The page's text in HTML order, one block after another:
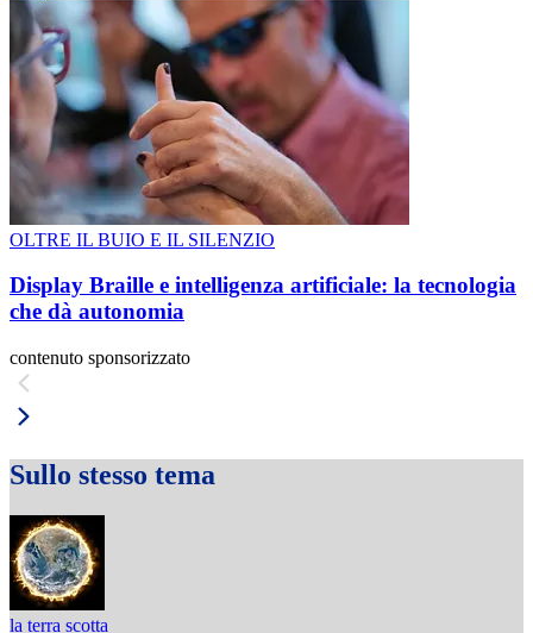
OLTRE IL BUIO E IL SILENZIO
Display Braille e intelligenza artificiale: la tecnologia
che dà autonomia
contenuto sponsorizzato
Sullo stesso tema
la terra scotta